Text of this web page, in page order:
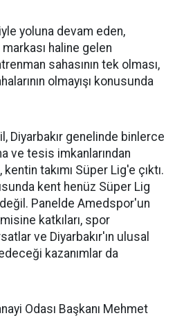
yoluna devam eden,
haline gelen
sahasının tek olması,
olmayışı konusunda
Diyarbakır genelinde binlerce
ve tesis imkanlarından
takımı Süper Lig'e çıktı.
kent henüz Süper Lig
Panelde Amedspor'un
katkıları, spor
ve Diyarbakır'ın ulusal
kazanımlar da
Odası Başkanı Mehmet